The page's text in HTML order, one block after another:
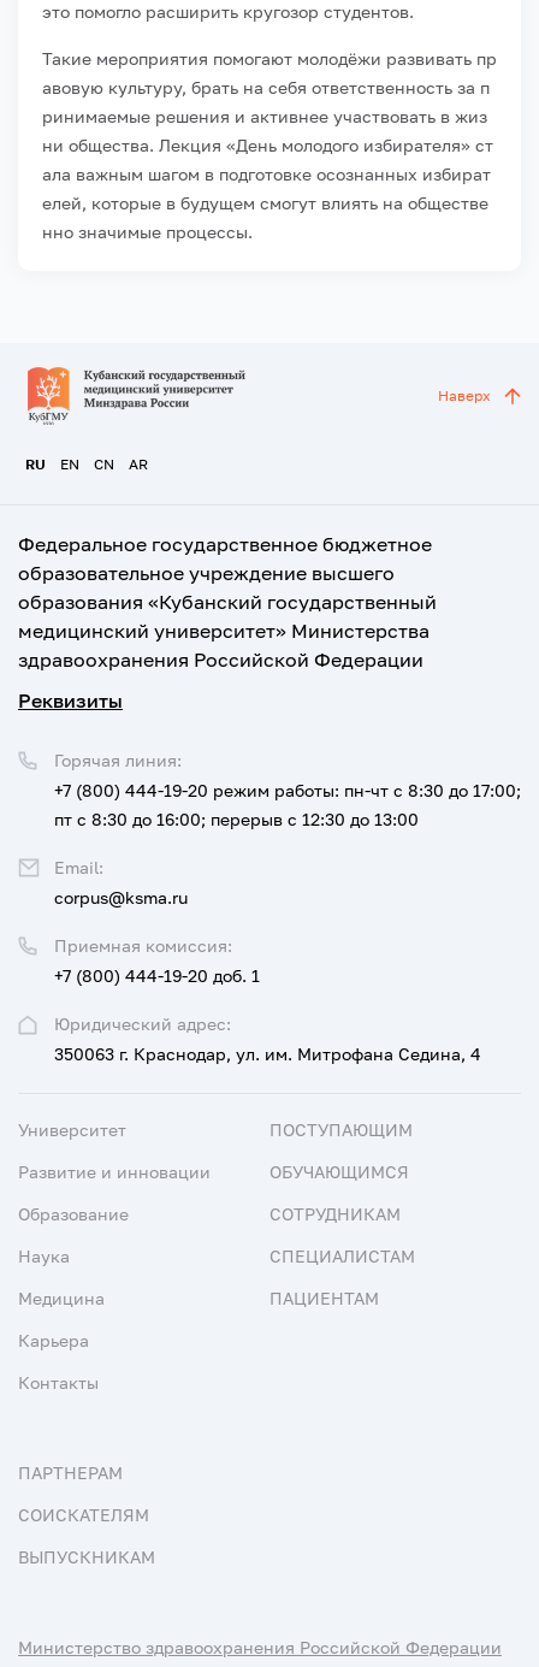
это помогло расширить кругозор студентов.
Такие мероприятия помогают молодёжи развивать пр
авовую культуру, брать на себя ответственность за п
ринимаемые решения и активнее участвовать в жиз
ни общества. Лекция «День молодого избирателя» ст
ала важным шагом в подготовке осознанных избират
елей, которые в будущем смогут влиять на обществе
нно значимые процессы.
RU EN CN AR
Наверх
Федеральное государственное бюджетное
образовательное учреждение высшего
образования «Кубанский государственный
медицинский университет» Министерства
здравоохранения Российской Федерации
Реквизиты
Юридический адрес:
350063 г. Краснодар, ул. им. Митрофана Седина, 4
Приемная комиссия:
+7 (800) 444-19-20 доб. 1
Горячая линия:
+7 (800) 444-19-20 режим работы: пн-чт с 8:30 до 17:00;
пт с 8:30 до 16:00; перерыв с 12:30 до 13:00
Email:
corpus@ksma.ru
Университет
Развитие и инновации
Образование
Наука
Медицина
Карьера
Контакты
ПОСТУПАЮЩИМ
ОБУЧАЮЩИМСЯ
СОТРУДНИКАМ
СПЕЦИАЛИСТАМ
ПАЦИЕНТАМ
ПАРТНЕРАМ
СОИСКАТЕЛЯМ
ВЫПУСКНИКАМ
Министерство здравоохранения Российской Федерации